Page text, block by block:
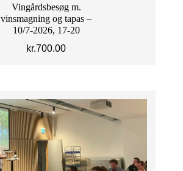
Vingårdsbesøg m.
vinsmagning og tapas –
10/7-2026, 17-20
kr.700.00